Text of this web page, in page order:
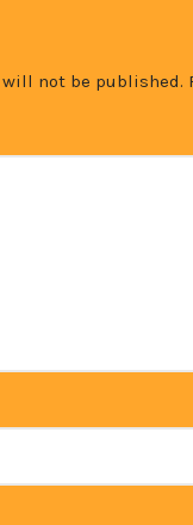
not be published.